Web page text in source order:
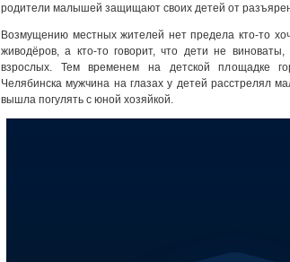
родители малышей защищают своих детей от
Возмущению местных жителей нет предела кто-то
живодёров, а кто-то говорит, что дети не
взрослых. Тем временем на детской площадке
Челябинска мужчина на глазах у детей расстрелял
вышла погулять с юной хозяйкой.